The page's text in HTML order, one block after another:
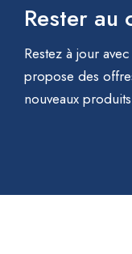
Rester au
Restez à jour
propose des
nouveaux